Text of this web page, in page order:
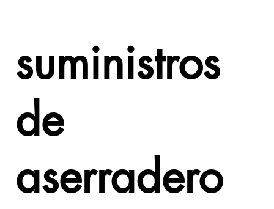
suministros
de
aserradero